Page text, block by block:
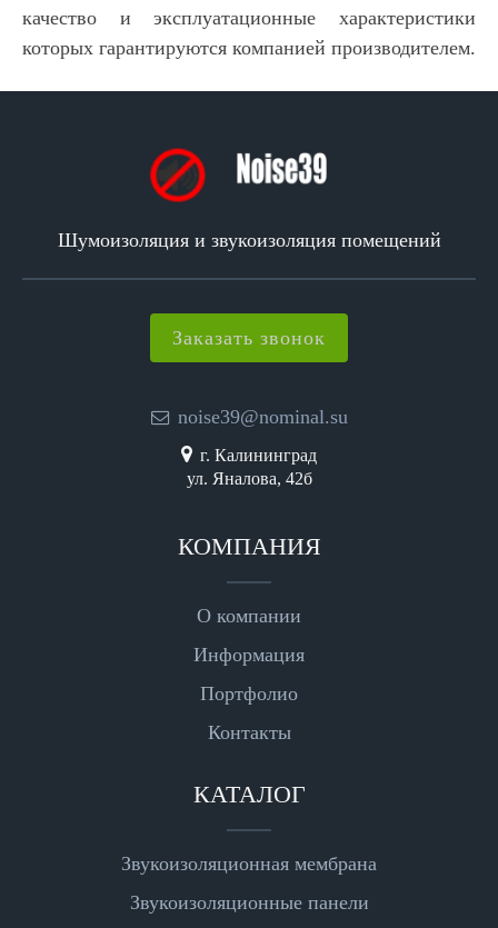
качество и эксплуатационные характеристики
которых гарантируются компанией производителем.
Шумоизоляция и звукоизоляция помещений
Заказать звонок
noise39@nominal.su
г. Калининград
ул. Яналова, 42б
КОМПАНИЯ
О компании
Информация
Портфолио
Контакты
КАТАЛОГ
Звукоизоляционная мембрана
Звукоизоляционные панели